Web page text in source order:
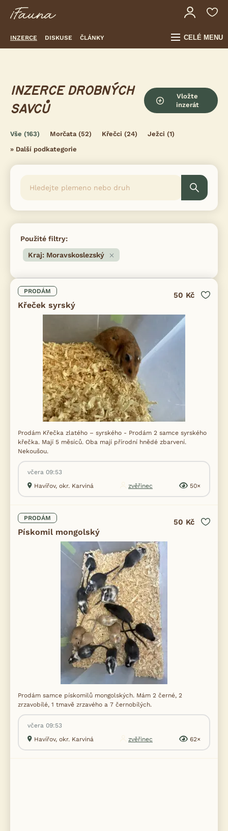
INZERCE DISKUSE ČLÁNKY CELÉ MENU
INZERCE DROBNÝCH
SAVCŮ
Vložte
inzerát
Vše (163) Morčata(52) Křečci (24) Ježci (1)
» Další podkategorie
Použité filtry:
Kraj: Moravskoslezský
PRODÁM
Křeček syrský
50 Kč
Prodám Křečka zlatého – syrského - Prodám 2 samce syrského
křečka. Mají 5 měsíců. Oba mají přírodní hnědé zbarvení.
Nekoušou.
včera 09:53
Havířov, okr. Karviná
zvěřinec 50×
PRODÁM
Pískomil mongolský
50 Kč
Prodám samce pískomilů mongolských. Mám 2 černé, 2
zrzavobílé, 1 tmavě zrzavého a 7 černobílých.
včera 09:53
Havířov, okr. Karviná
zvěřinec 62×